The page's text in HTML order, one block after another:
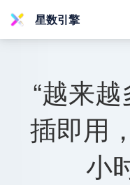
星数引擎
“越来
插即用
小